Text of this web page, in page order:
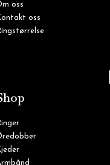
oss
oss